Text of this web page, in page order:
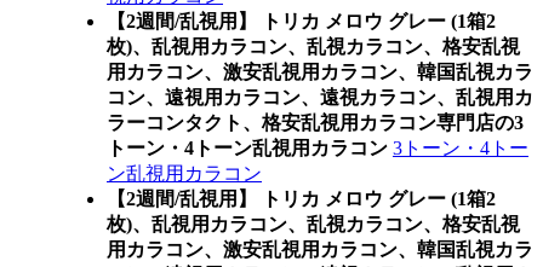
【2週間/乱視用】 トリカ メロウ グレー (1箱2
枚)、乱視用カラコン、乱視カラコン、格安乱視
用カラコン、激安乱視用カラコン、韓国乱視カラ
コン、遠視用カラコン、遠視カラコン、乱視用カ
ラーコンタクト、格安乱視用カラコン専門店の3
トーン・4トーン乱視用カラコン 3トーン・4トー
ン乱視用カラコン
【2週間/乱視用】 トリカ メロウ グレー (1箱2
枚)、乱視用カラコン、乱視カラコン、格安乱視
用カラコン、激安乱視用カラコン、韓国乱視カラ